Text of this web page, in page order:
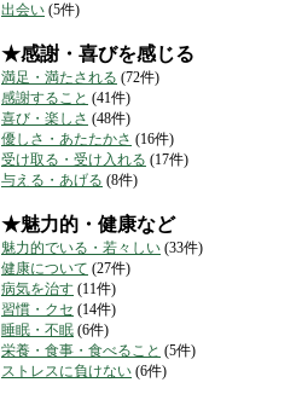
出会い (5件)
★感謝・喜びを感じる
満足・満たされる (72件)
感謝すること (41件)
喜び・楽しさ (48件)
優しさ・あたたかさ (16件)
受け取る・受け入れる (17件)
与える・あげる (8件)
★魅力的・健康など
魅力的でいる・若々しい (33件)
健康について (27件)
病気を治す (11件)
習慣・クセ (14件)
睡眠・不眠 (6件)
栄養・食事・食べること (5件)
ストレスに負けない (6件)